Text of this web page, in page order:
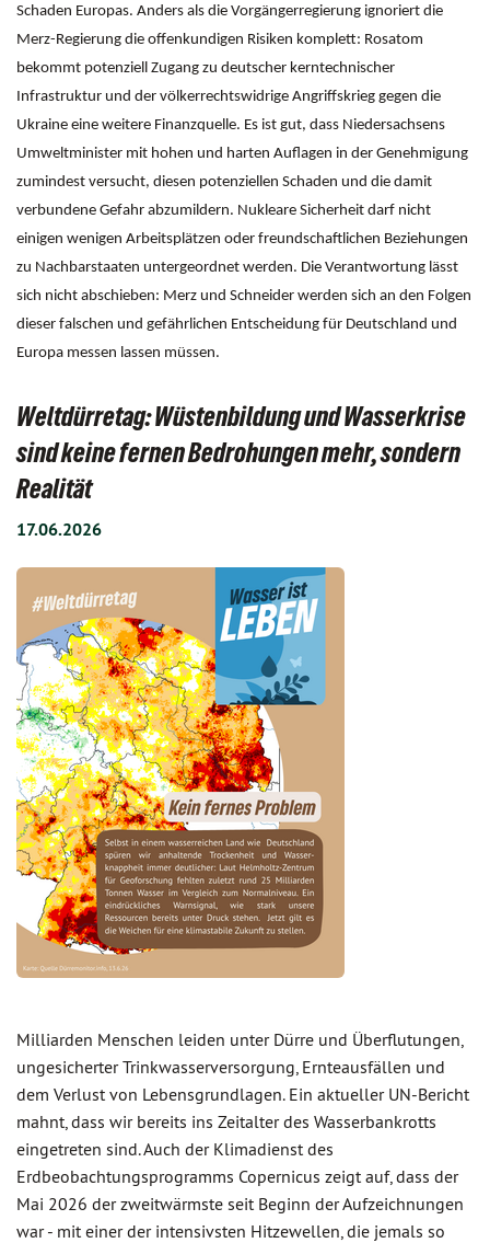
Schaden Europas. Anders als die Vorgängerregierung ignoriert die
Merz-Regierung die offenkundigen Risiken komplett: Rosatom
bekommt potenziell Zugang zu deutscher kerntechnischer
Infrastruktur und der völkerrechtswidrige Angriffskrieg gegen die
Ukraine eine weitere Finanzquelle. Es ist gut, dass Niedersachsens
Umweltminister mit hohen und harten Auflagen in der Genehmigung
zumindest versucht, diesen potenziellen Schaden und die damit
verbundene Gefahr abzumildern. Nukleare Sicherheit darf nicht
einigen wenigen Arbeitsplätzen oder freundschaftlichen Beziehungen
zu Nachbarstaaten untergeordnet werden. Die Verantwortung lässt
sich nicht abschieben: Merz und Schneider werden sich an den Folgen
dieser falschen und gefährlichen Entscheidung für Deutschland und
Europa messen lassen müssen.
Weltdürretag: Wüstenbildung und Wasserkrise
sind keine fernen Bedrohungen mehr, sondern
Realität
17.06.2026
Milliarden Menschen leiden unter Dürre und Überflutungen,
ungesicherter Trinkwasserversorgung, Ernteausfällen und
dem Verlust von Lebensgrundlagen. Ein aktueller UN-Bericht
mahnt, dass wir bereits ins Zeitalter des Wasserbankrotts
eingetreten sind. Auch der Klimadienst des
Erdbeobachtungsprogramms Copernicus zeigt auf, dass der
Mai 2026 der zweitwärmste seit Beginn der Aufzeichnungen
war - mit einer der intensivsten Hitzewellen, die jemals so